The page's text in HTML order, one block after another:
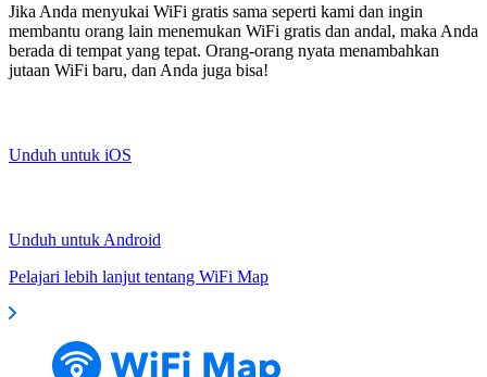
Jika Anda menyukai WiFi gratis sama seperti kami dan ingin
membantu orang lain menemukan WiFi gratis dan andal, maka Anda
berada di tempat yang tepat. Orang-orang nyata menambahkan
jutaan WiFi baru, dan Anda juga bisa!
Unduh untuk iOS
Unduh untuk Android
Pelajari lebih lanjut tentang WiFi Map